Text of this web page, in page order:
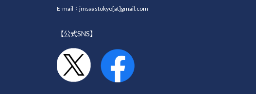
E-mail：jmsaastokyo[at]gmail.com
【公式SNS】